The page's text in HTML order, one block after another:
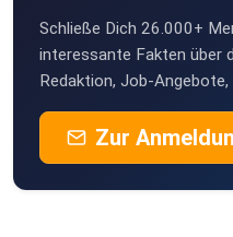
youtube-Kanal:
https://
Aktivmeditation -
Schließe Dich 26.000+
interessante Fakten über
Redaktion, Job-Angebote,
Zur